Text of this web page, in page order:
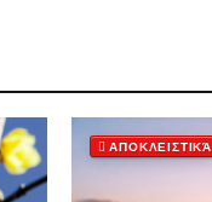
ΑΠΟΚΛΕΙΣΤΙΚΆ